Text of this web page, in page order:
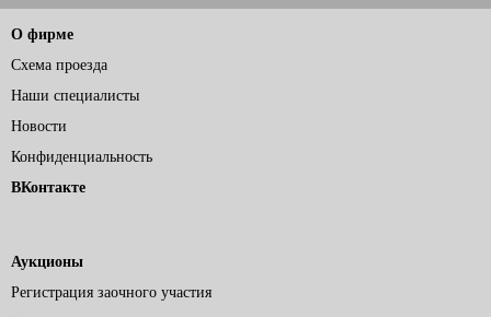
О фирме
Схема проезда
Наши специалисты
Новости
Конфиденциальность
ВКонтакте
Аукционы
Регистрация заочного участия